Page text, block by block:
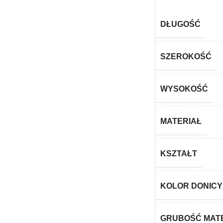
DŁUGOŚĆ
SZEROKOŚĆ
WYSOKOŚĆ
MATERIAŁ
KSZTAŁT
KOLOR DONICY
GRUBOŚĆ